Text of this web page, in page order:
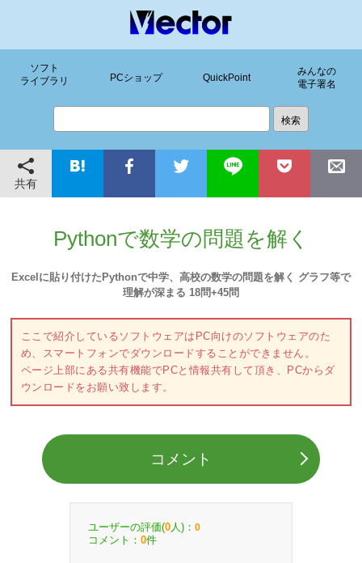
ソフト
ライブラリ
PCショップ QuickPoint
みんなの
電子署名
共有
Pythonで数学の問題を解く
Excelに貼り付けたPythonで中学、高校の数学の問題を解く グラフ等で
理解が深まる 18問+45問
ここで紹介しているソフトウェアはPC向けのソフトウェアのた
め、スマートフォンでダウンロードすることができません。
ページ上部にある共有機能でPCと情報共有して頂き、PCからダ
ウンロードをお願い致します。
コメント
ユーザーの評価(0 人)： 0
コメント： 0件